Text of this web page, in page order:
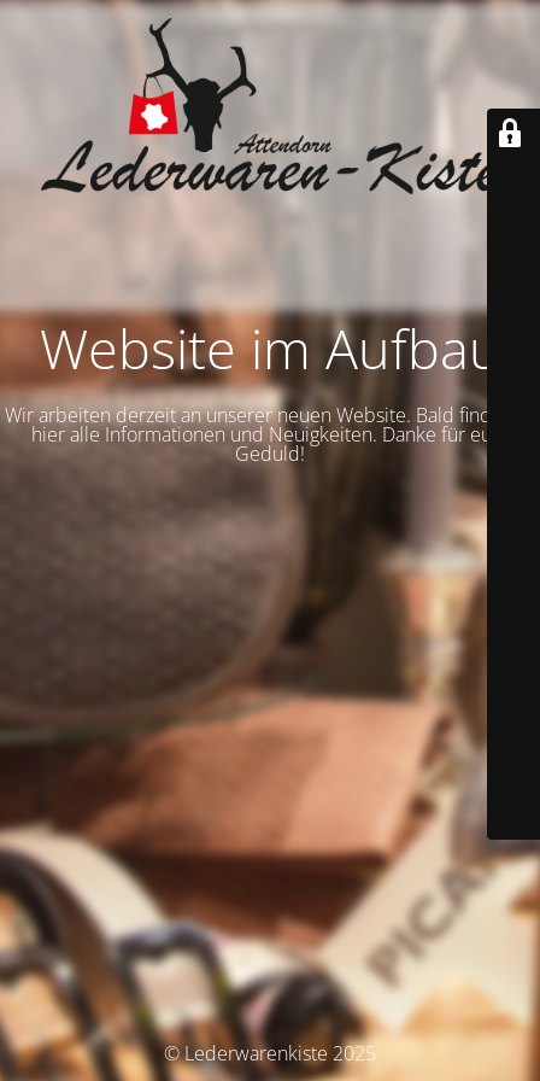
Website im Aufbau
Wir arbeiten derzeit an unserer neuen Website. Bald findet ihr
hier alle Informationen und Neuigkeiten. Danke für eure
Geduld!
© Lederwarenkiste 2025